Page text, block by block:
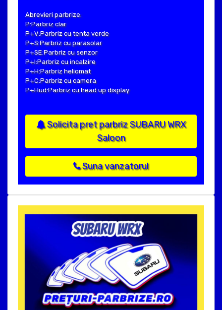
Abrevieri parbrize:
P:Parbriz clar
P+V:Parbriz cu tenta verde
P+S:Parbriz cu parasolar
P+SE:Parbriz cu senzor
P+I:Parbriz cu incalzire
P+H:Parbriz heliomat
P+C:Parbriz cu camera
P+Hud:Parbriz cu head up display
Solicita pret parbriz SUBARU WRX
Saloon
Suna vanzatorul